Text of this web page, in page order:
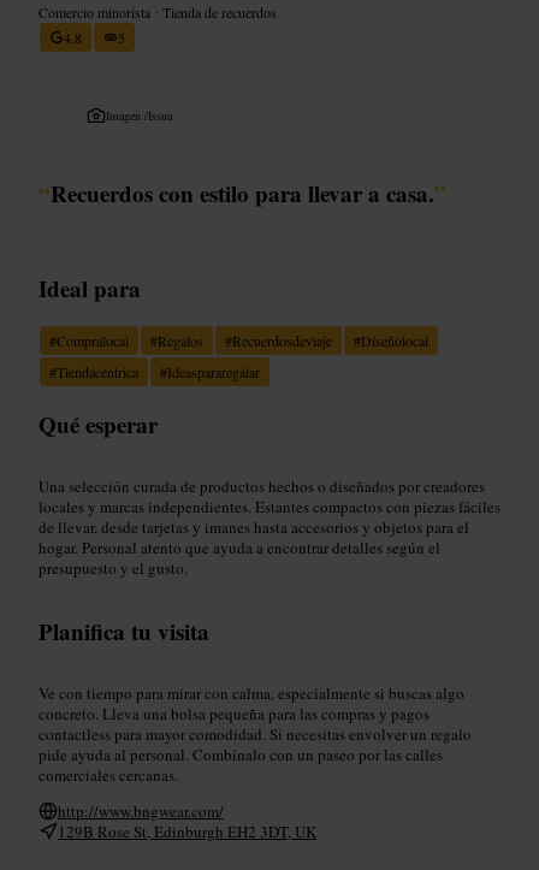
Comercio minorista •Tienda de recuerdos
4,8
5
Imagen /Issuu
“Recuerdos con estilo para llevar a casa.”
Ideal para
#Compralocal #Regalos #Recuerdosdeviaje #Diseñolocal
#Tiendacéntrica #Ideaspararegalar
Qué esperar
Una selección curada de productos hechos o diseñados por creadores
locales y marcas independientes. Estantes compactos con piezas fáciles
de llevar, desde tarjetas y imanes hasta accesorios y objetos para el
hogar. Personal atento que ayuda a encontrar detalles según el
presupuesto y el gusto.
Planifica tu visita
Ve con tiempo para mirar con calma, especialmente si buscas algo
concreto. Lleva una bolsa pequeña para las compras y pagos
contactless para mayor comodidad. Si necesitas envolver un regalo
pide ayuda al personal. Combínalo con un paseo por las calles
comerciales cercanas.
http://www.bngwear.com/
129B Rose St, Edinburgh EH2 3DT, UK